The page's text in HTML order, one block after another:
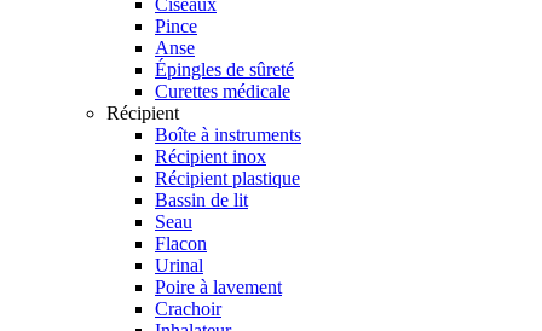
Ciseaux
Pince
Anse
Épingles de sûreté
Curettes médicale
Récipient
Boîte à instruments
Récipient inox
Récipient plastique
Bassin de lit
Seau
Flacon
Urinal
Poire à lavement
Crachoir